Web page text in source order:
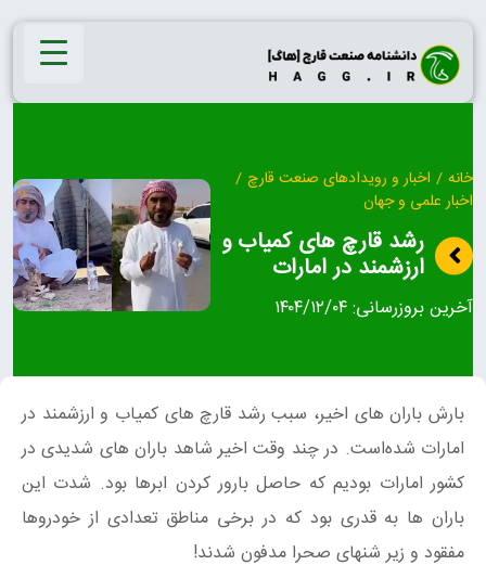
Skip
content
خانه / اخبار و رویدادهای صنعت قارچ /
اخبار علمی و جهان
رشد قارچ های کمیاب و
ارزشمند در امارات
آخرین بروزرسانی:۱۴۰۴/۱۲/۰۴
بارش باران های اخیر، سبب رشد قارچ های کمیاب و ارزشمند در
امارات شده‌است. در چند وقت اخیر شاهد باران های شدیدی در
کشور امارات بودیم که حاصل بارور کردن ابرها بود. شدت این
باران ها به قدری بود که در برخی مناطق تعدادی از خودروها
مفقود و زیر شنهای صحرا مدفون شدند!